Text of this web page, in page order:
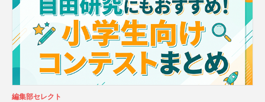
編集部セレクト